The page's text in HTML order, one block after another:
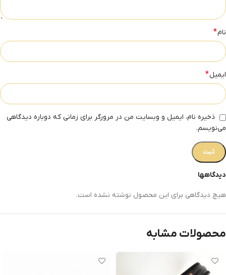
دیدگاهها
هیچ دیدگاهی برای این محصول نوشته نشده است.
نام*
ایمیل*
ذخیره نام، ایمیل و وبسایت من در مرورگر برای زمانی که دوباره دیدگاهی
می‌نویسم.
محصولات مشابه